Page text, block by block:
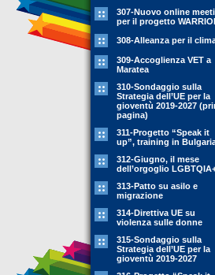
307-Nuovo online
per il progetto
308-Alleanza per il
309-Accoglienza VET a
Maratea
310-Sondaggio sulla
Strategia dell’UE per la
gioventù 2019-2027
pagina)
311-Progetto “Speak it
up”, training in
312-Giugno, il mese
dell’orgoglio
313-Patto su asilo e
migrazione
314-Direttiva UE su
violenza sulle donne
315-Sondaggio sulla
Strategia dell’UE per la
gioventù 2019-2027